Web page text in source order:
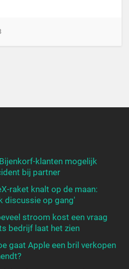
klanten mogelijk
bij partner
raket knalt op de maan:
discussie op gang'
stroom kost een vraag
bedrijf laat het zien
gaat Apple een bril verkopen